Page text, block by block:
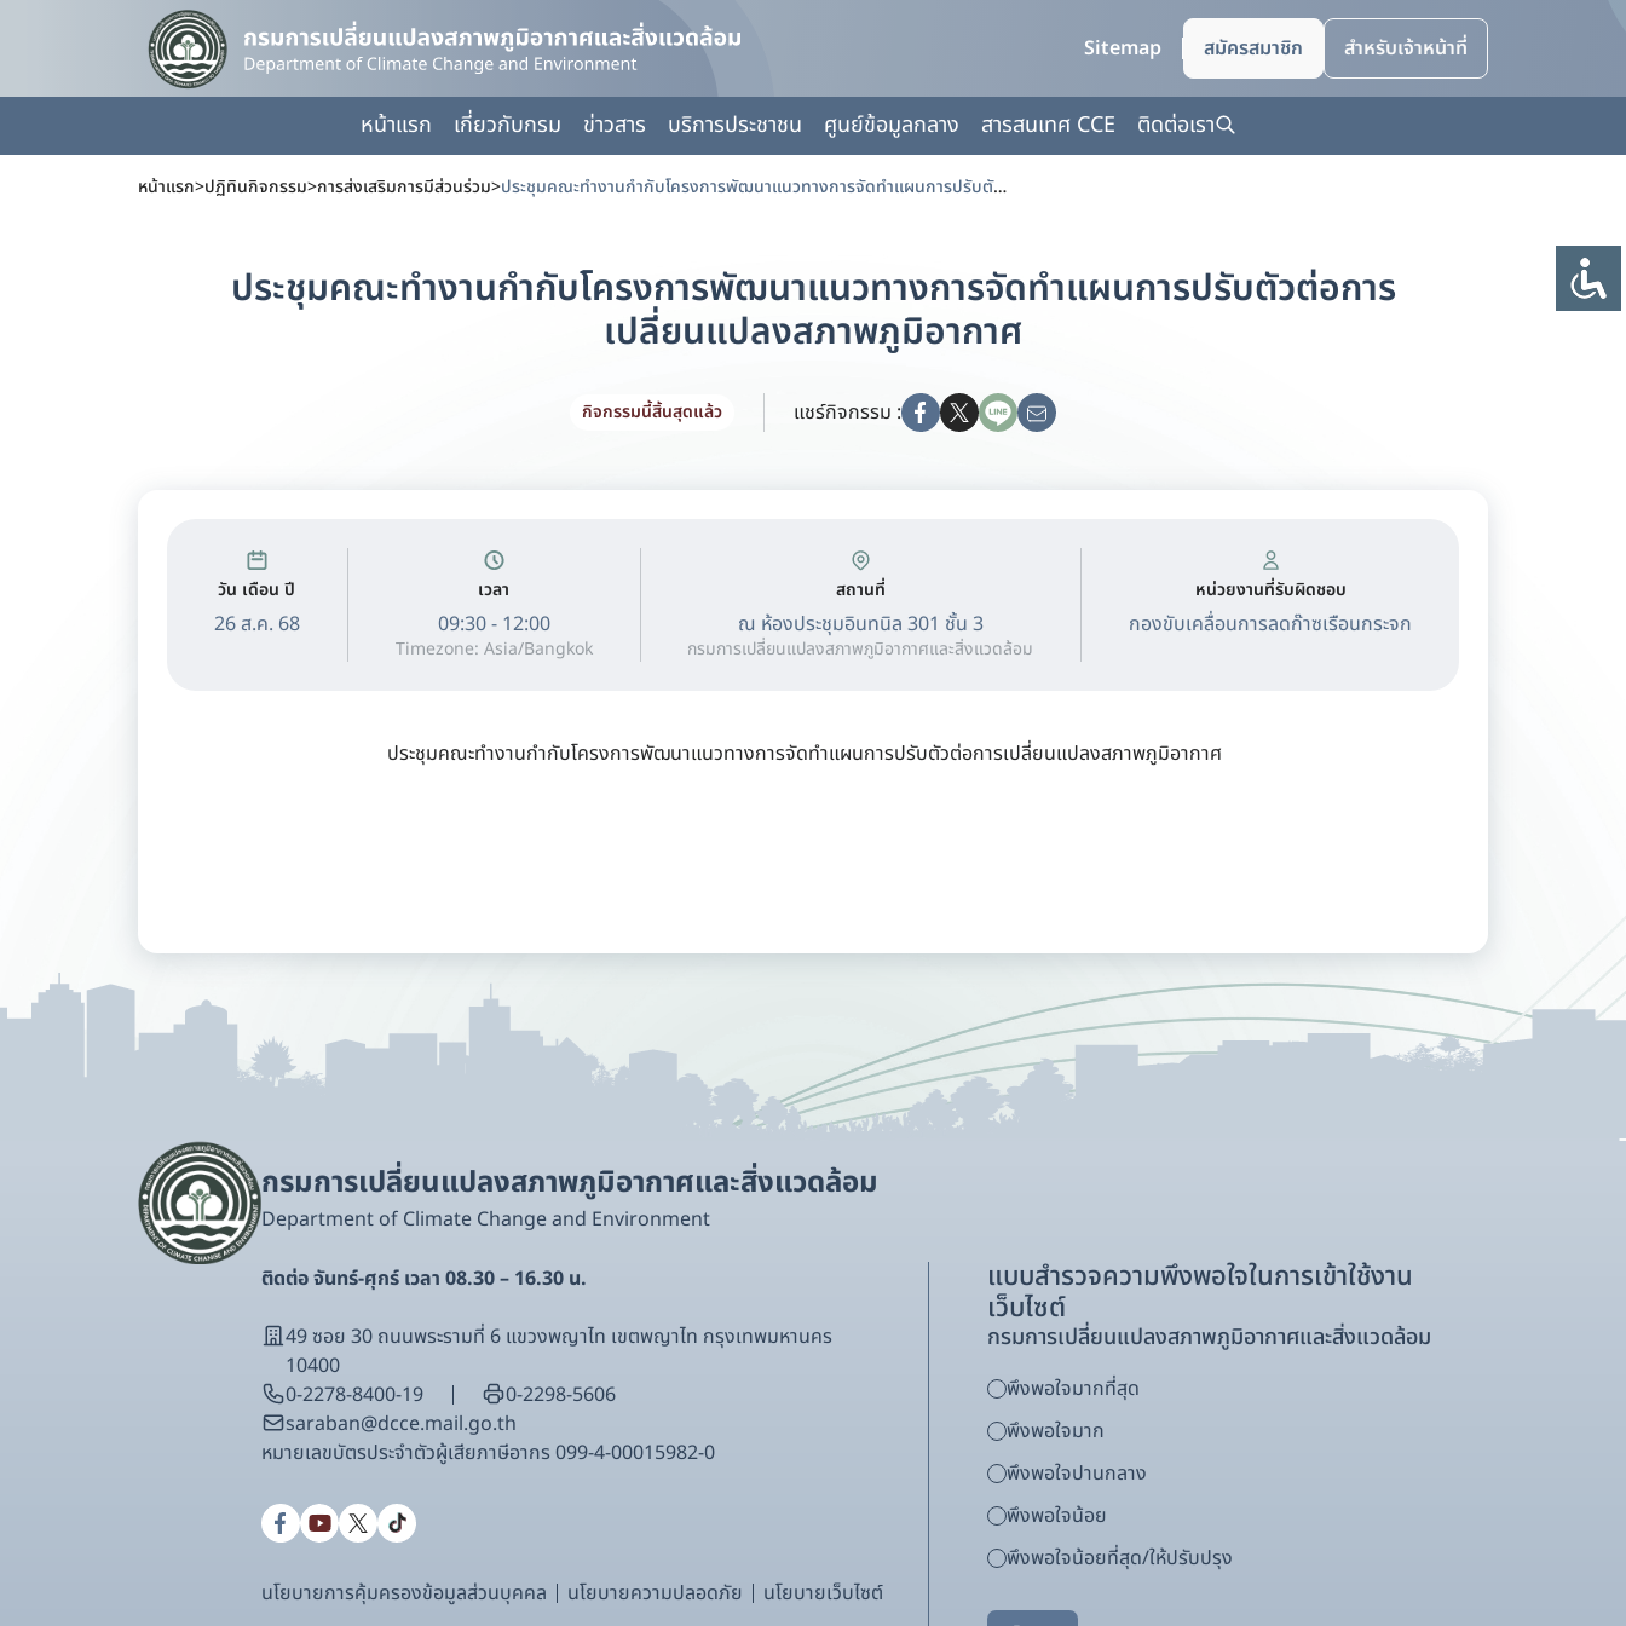
Sitemap สมัครสมาชิก สำหรับเจ้าหน้าที่
หน้าแรก เกี่ยวกับกรม ข่าวสาร บริการประชาชน ศูนย์ข้อมูลกลาง สารสนเทศ CCE ติดต่อเรา
หน้าแรก>ปฏิทินกิจกรรม>การส่งเสริมการมีส่วนร่วม> ประชุมคณะทำงานกำกับโครงการพัฒนาแนวทางการจัดทำแผนการปรับตัวต่อการเปลี่ยนแปลงสภาพภูมิอากาศ
ประชุมคณะทำงานกำกับโครงการพัฒนาแนวทางการจัดทำแผนการปรับตัวต่อการ
เปลี่ยนแปลงสภาพภูมิอากาศ
กิจกรรมนี้สิ้นสุดแล้ว แชร์กิจกรรม :
วัน เดือน ปี
26 ส.ค. 68
เวลา
09:30 - 12:00
Timezone: Asia/Bangkok
สถานที่
ณ ห้องประชุมอินทนิล 301 ชั้น 3
กรมการเปลี่ยนแปลงสภาพภูมิอากาศและสิ่งแวดล้อม
หน่วยงานที่รับผิดชอบ
กองขับเคลื่อนการลดก๊าซเรือนกระจก
ประชุมคณะทำงานกำกับโครงการพัฒนาแนวทางการจัดทำแผนการปรับตัวต่อการเปลี่ยนแปลงสภาพภูมิอากาศ
กรมการเปลี่ยนแปลงสภาพภูมิอากาศและสิ่งแวดล้อม
Department of Climate Change and Environment
ติดต่อ จันทร์-ศุกร์ เวลา 08.30 – 16.30 น.
49 ซอย 30 ถนนพระรามที่ 6 แขวงพญาไท เขตพญาไท กรุงเทพมหานคร
10400
0-2278-8400-19
0-2298-5606
saraban@dcce.mail.go.th
หมายเลขบัตรประจําตัวผู้เสียภาษีอากร 099-4-00015982-0
นโยบายการคุ้มครองข้อมูลส่วนบุคคล นโยบายความปลอดภัย นโยบายเว็บไซต์
แบบสำรวจความพึงพอใจในการเข้าใช้งาน
เว็บไซต์
กรมการเปลี่ยนแปลงสภาพภูมิอากาศและสิ่งแวดล้อม
พึงพอใจมากที่สุด
พึงพอใจมาก
พึงพอใจปานกลาง
พึงพอใจน้อย
พึงพอใจน้อยที่สุด/ให้ปรับปรุง